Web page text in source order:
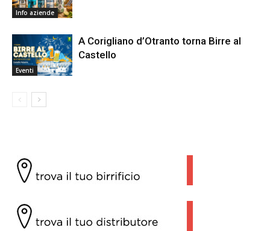
Info aziende
Eventi
A Corigliano d’Otranto torna Birre al
Castello